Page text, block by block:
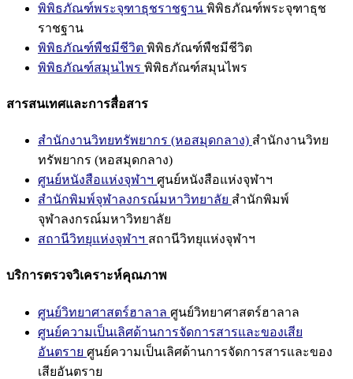
พิพิธภัณฑ์พระจุฑาธุชราชฐาน พิพิธภัณฑ์พระจุฑาธุช
ราชฐาน
พิพิธภัณฑ์พืชมีชีวิต พิพิธภัณฑ์พืชมีชีวิต
พิพิธภัณฑ์สมุนไพร พิพิธภัณฑ์สมุนไพร
สารสนเทศและการสื่อสาร
สำนักงานวิทยทรัพยากร (หอสมุดกลาง) สำนักงานวิทย
ทรัพยากร (หอสมุดกลาง)
ศูนย์หนังสือแห่งจุฬาฯ ศูนย์หนังสือแห่งจุฬาฯ
สำนักพิมพ์จุฬาลงกรณ์มหาวิทยาลัย สำนักพิมพ์
จุฬาลงกรณ์มหาวิทยาลัย
สถานีวิทยุแห่งจุฬาฯ สถานีวิทยุแห่งจุฬาฯ
บริการตรวจวิเคราะห์คุณภาพ
ศูนย์วิทยาศาสตร์ฮาลาล ศูนย์วิทยาศาสตร์ฮาลาล
ศูนย์ความเป็นเลิศด้านการจัดการสารและของเสีย
อันตราย ศูนย์ความเป็นเลิศด้านการจัดการสารและของ
เสียอันตราย